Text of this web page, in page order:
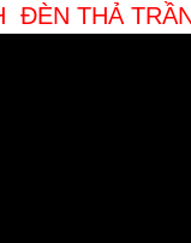
ĐÈN THẢ